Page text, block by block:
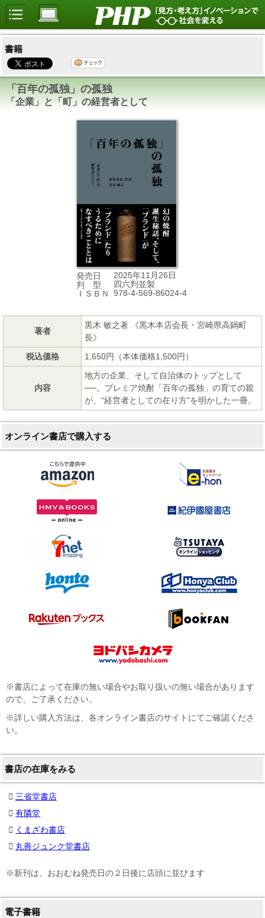
書籍
「百年の孤独」の孤独
「企業」と「町」の経営者として
発売日
2025年11月26日
判 型
四六判並製
ＩＳＢＮ
978-4-569-86024-4
著者
黒木 敏之著 《黒木本店会長・宮崎県高鍋町
長》
税込価格
1,650円（本体価格1,500円）
内容
地方の企業、そして自治体のトップとして
──。プレミア焼酎「百年の孤独」の育ての親
が、“経営者としての在り方”を明かした一冊。
オンライン書店で購入する
※書店によって在庫の無い場合やお取り扱いの無い場合があります
ので、ご了承ください。
※詳しい購入方法は、各オンライン書店のサイトにてご確認くださ
い。
書店の在庫をみる
三省堂書店
有隣堂
くまざわ書店
丸善ジュンク堂書店
※新刊は、おおむね発売日の２日後に店頭に並びます
電子書籍